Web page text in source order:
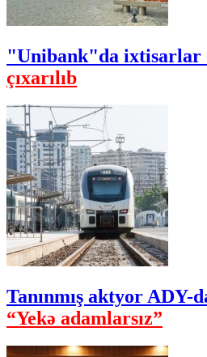
"Unibank"da ixtisarlar
çıxarılıb
Tanınmış aktyor ADY-
“Yekə adamlarsız”